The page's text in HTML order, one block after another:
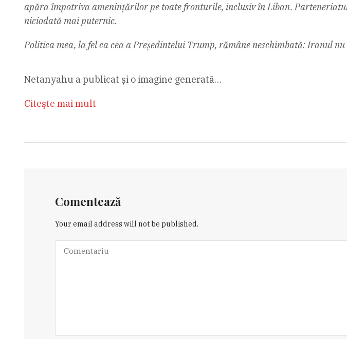
apăra împotriva amenințărilor pe toate fronturile, inclusiv în Liban.
niciodată mai puternic.
Politica mea, la fel ca cea a Președintelui Trump, rămâne neschimbată: Iranul
Netanyahu a publicat și o imagine generată…
Citeşte mai mult
Comentează
Your email address will not be published.